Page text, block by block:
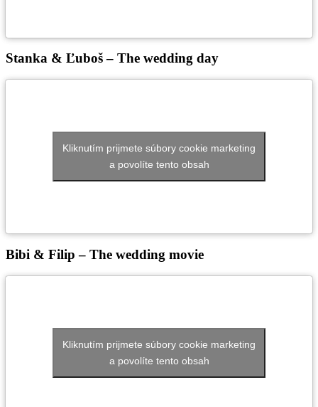
Stanka & Ľuboš – The wedding day
Kliknutím prijmete súbory cookie marketing
a povolíte tento obsah
Bibi & Filip – The wedding movie
Kliknutím prijmete súbory cookie marketing
a povolíte tento obsah